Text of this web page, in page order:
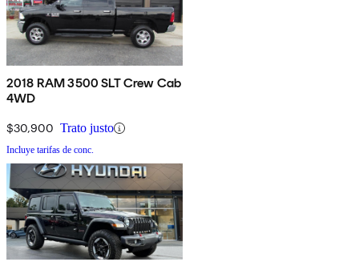
2018 RAM 3500 SLT Crew Cab
4WD
$30,900 Trato justo
Incluye tarifas de conc.